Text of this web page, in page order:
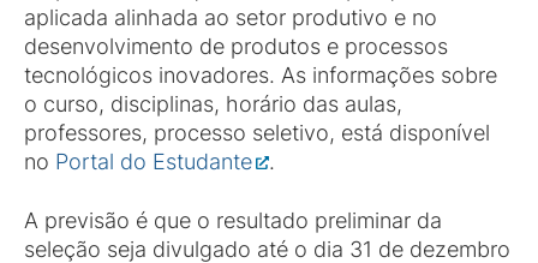
aplicada alinhada ao setor produtivo e no
desenvolvimento de produtos e processos
tecnológicos inovadores. As informações sobre
o curso, disciplinas, horário das aulas,
professores, processo seletivo, está disponível
no Portal do Estudante .
A previsão é que o resultado preliminar da
seleção seja divulgado até o dia 31 de dezembro